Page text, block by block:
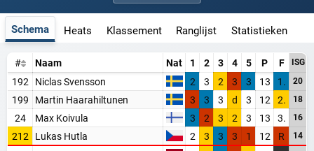
Schema Heats Klassement Ranglijst Statistieken
# Naam Nat 1 2 3 4 5 P F ISG
192 Niclas Svensson 2 3 2 3 3 13 1. 20
199 Martin Haarahiltunen 3 3 3 d 3 12 2. 18
24 Max Koivula 3 2 3 2 3 13 3. 16
212 Lukas Hutla 2 3 3 3 1 12 R 14